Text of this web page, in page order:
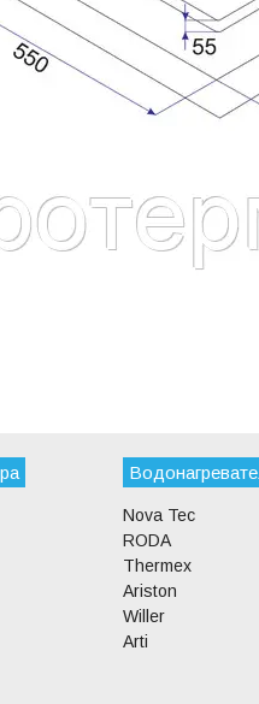
Nova Tec
RODA
Thermex
Ariston
Willer
Arti